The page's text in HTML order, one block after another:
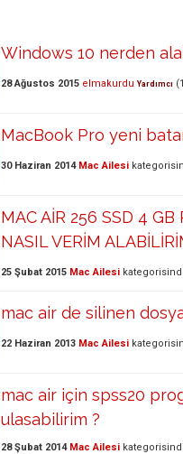
Windows 10 nerden
28 Ağustos 2015 elmakurdu Yardımcı (
MacBook Pro yeni
30 Haziran 2014 Mac Ailesi
MAC AİR 256 SSD 4 GB
NASIL VERİM
25 Şubat 2015 Mac Ailesi
mac air de silinen
22 Haziran 2013 Mac Ailesi
mac air için spss20
ulasabilirim ?
28 Şubat 2014 Mac Ailesi